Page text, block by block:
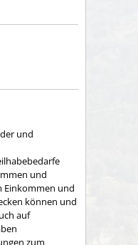
und
und
Einkommen und
können und
auf
zum